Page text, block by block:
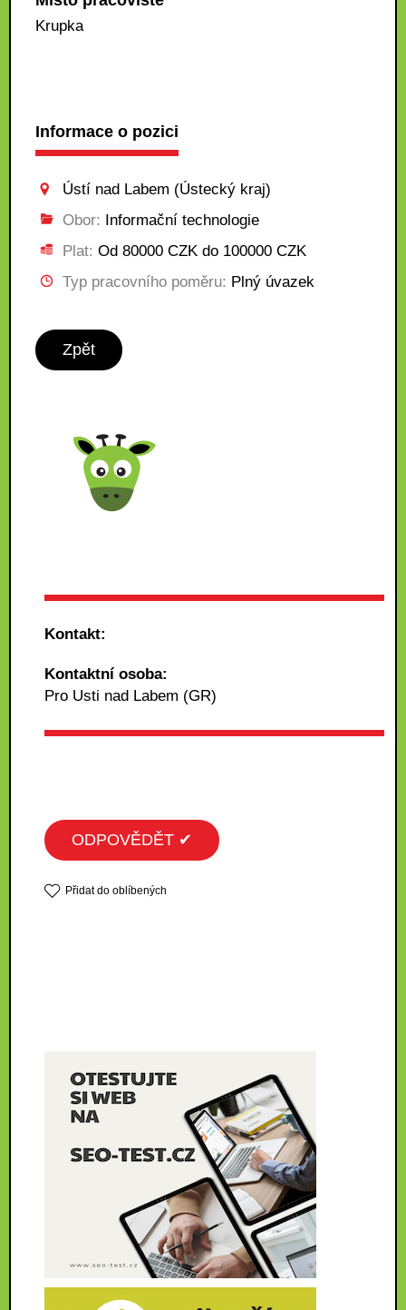
Krupka
Informace o pozici
Ústí nad Labem (Ústecký kraj)
Obor: Informační technologie
Plat: Od 80000 CZK do 100000 CZK
Typ pracovního poměru: Plný úvazek
Zpět
Kontakt:
Kontaktní osoba:
Pro Usti nad Labem (GR)
ODPOVĚDĚT ✔
Přidat do oblíbených